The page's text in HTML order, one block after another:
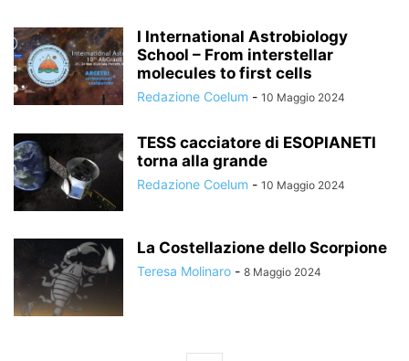
I International Astrobiology
School – From interstellar
molecules to first cells
Redazione Coelum - 10 Maggio 2024
TESS cacciatore di ESOPIANETI
torna alla grande
Redazione Coelum - 10 Maggio 2024
La Costellazione dello Scorpione
Teresa Molinaro - 8 Maggio 2024